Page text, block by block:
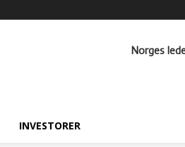
Norges
INVESTORER